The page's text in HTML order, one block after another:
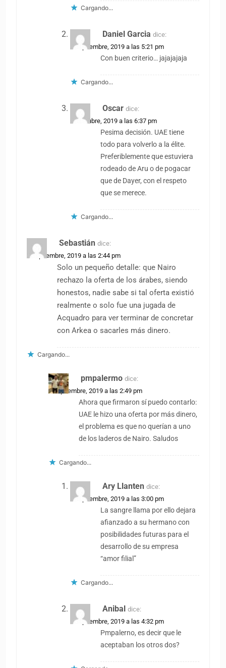
Cargando...
Daniel Garcia dice:
2 septiembre, 2019 a las 5:21 pm
Con buen criterio… jajajajaja
Cargando...
Oscar dice:
18 octubre, 2019 a las 6:37 pm
Pesima decisión. UAE tiene
todo para volverlo a la élite.
Preferiblemente que estuviera
rodeado de Aru o de pogacar
que de Dayer, con el respeto
que se merece.
Cargando...
Sebastián dice:
2 septiembre, 2019 a las 2:44 pm
Solo un pequeño detalle: que Nairo
rechazo la oferta de los árabes, siendo
honestos, nadie sabe si tal oferta existió
realmente o solo fue una jugada de
Acquadro para ver terminar de concretar
con Arkea o sacarles más dinero.
Cargando...
pmpalermo dice:
2 septiembre, 2019 a las 2:49 pm
Ahora que firmaron sí puedo contarlo:
UAE le hizo una oferta por más dinero,
el problema es que no querían a uno
de los laderos de Nairo. Saludos
Cargando...
Ary Llanten dice:
2 septiembre, 2019 a las 3:00 pm
La sangre llama por ello dejara
afianzado a su hermano con
posibilidades futuras para el
desarrollo de su empresa
“amor filial”
Cargando...
Anibal dice:
2 septiembre, 2019 a las 4:32 pm
Pmpalerno, es decir que le
aceptaban los otros dos?